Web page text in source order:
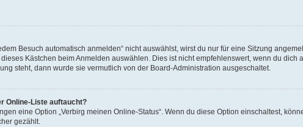
Besuch automatisch anmelden“ nicht auswählst, wirst du nur für eine Sitzung
Kästchen beim Anmelden auswählen. Dies ist nicht empfehlenswert, wenn du dich
steht, dann wurde sie vermutlich von der Board-Administration ausgeschaltet.
Online-Liste auftaucht?
eine Option „Verbirg meinen Online-Status“. Wenn du diese Option einschaltest,
gezählt.